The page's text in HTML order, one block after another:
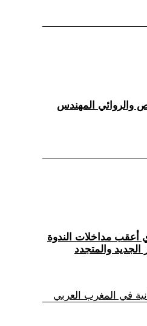
والروائي المهندس
أعقب مداخلات الندوة
الجديد والمتجدد
في المغرب العربي